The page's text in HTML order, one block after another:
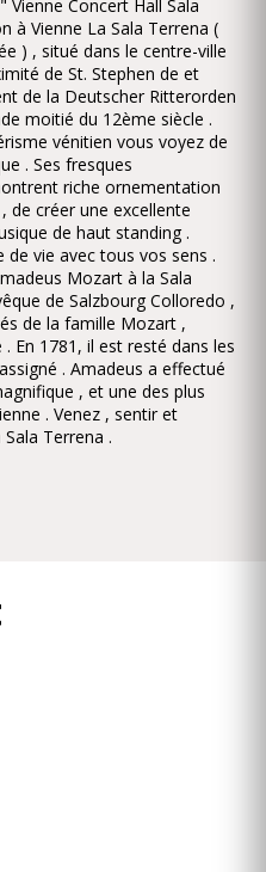
Vienne Concert Hall Sala
à Vienne La Sala Terrena (
) , situé dans le centre-ville
de St. Stephen de et
de la Deutscher Ritterorden
moitié du 12ème siècle .
vénitien vous voyez de
. Ses fresques
riche ornementation
de créer une excellente
de haut standing .
vie avec tous vos sens .
Mozart à la Sala
de Salzbourg Colloredo ,
de la famille Mozart ,
En 1781, il est resté dans les
. Amadeus a effectué
, et une des plus
. Venez , sentir et
Terrena .